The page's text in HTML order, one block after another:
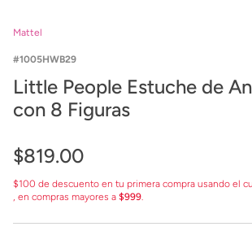
Mattel
1005HWB29
Little People Estuche de
con 8 Figuras
$819.00
$100 de descuento en tu primera compra usando el
, en compras mayores a $999.